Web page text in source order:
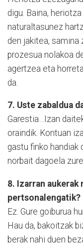
digu. Baina,
naturaltasunez
den jakitea, samina
prozesua nolakoa
agertzea eta
da.
7. Uste zabaldua
Garestia…Izan
oraindik. Kontuan
gastu finko
norbait dagoela
8. Izarran aukerak
pertsonalengatik?
Ez. Gure goiburua
Hau da, bakoitzak
berak nahi duen